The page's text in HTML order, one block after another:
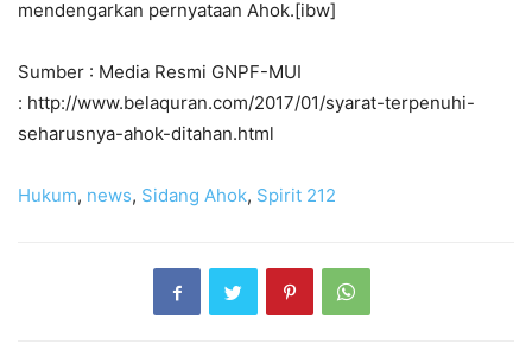
mendengarkan pernyataan Ahok.[ibw]
Sumber : Media Resmi GNPF-MUI
: http://www.belaquran.com/2017/01/syarat-terpenuhi-
seharusnya-ahok-ditahan.html
Hukum, news, Sidang Ahok, Spirit 212